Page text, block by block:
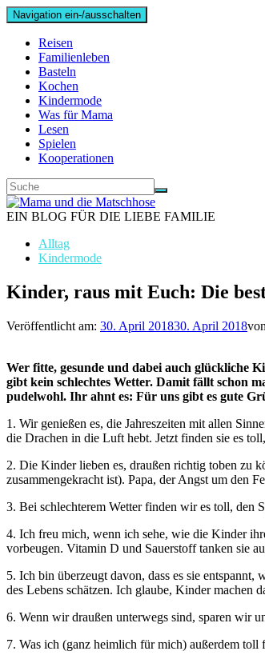
Navigation ein-/ausschalten
Reisen
Familienleben
Basteln
Kochen
Kindermode
Was für Mama
Lesen
Spielen
Kooperationen
EIN BLOG FÜR DIE LIEBE FAMILIE
Alltag
Kindermode
Kinder, raus mit Euch: Die
Veröffentlicht am: 30. April 201830. April 2018von
Wer fitte, gesunde und dabei auch glückliche
gibt kein schlechtes Wetter. Damit fällt schon
pudelwohl. Ihr ahnt es: Für uns gibt es gute
1. Wir genießen es, die Jahreszeiten mit allen
die Drachen in die Luft hebt. Jetzt finden sie es
2. Die Kinder lieben es, draußen richtig toben zu
zusammengekracht ist). Papa, der Angst um den
3. Bei schlechterem Wetter finden wir es toll, den
4. Ich freu mich, wenn ich sehe, wie die Kinder
vorbeugen. Vitamin D und Sauerstoff tanken sie
5. Ich bin überzeugt davon, dass es sie
des Lebens schätzen. Ich glaube, Kinder machen
6. Wenn wir draußen unterwegs sind, sparen wir
7. Was ich (ganz heimlich für mich) außerdem toll